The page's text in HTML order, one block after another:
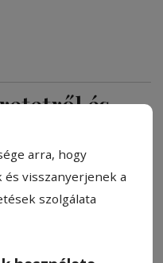
arra, hogy
visszanyerjenek a
szolgálata
és
meg Markó
a szerző kedvelt
kötöttség